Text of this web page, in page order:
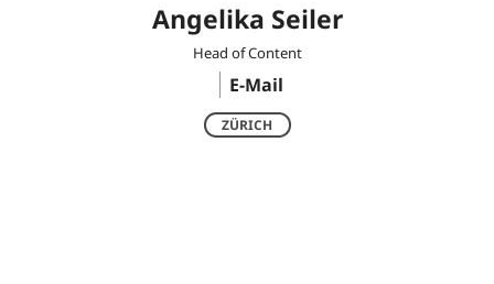
Angelika Seiler
Head of Content
E-Mail
ZÜRICH